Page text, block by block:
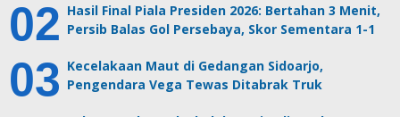
Hasil Final Piala Presiden 2026: Bertahan 3 Menit,
Persib Balas Gol Persebaya, Skor Sementara 1-1
Kecelakaan Maut di Gedangan Sidoarjo,
Pengendara Vega Tewas Ditabrak Truk